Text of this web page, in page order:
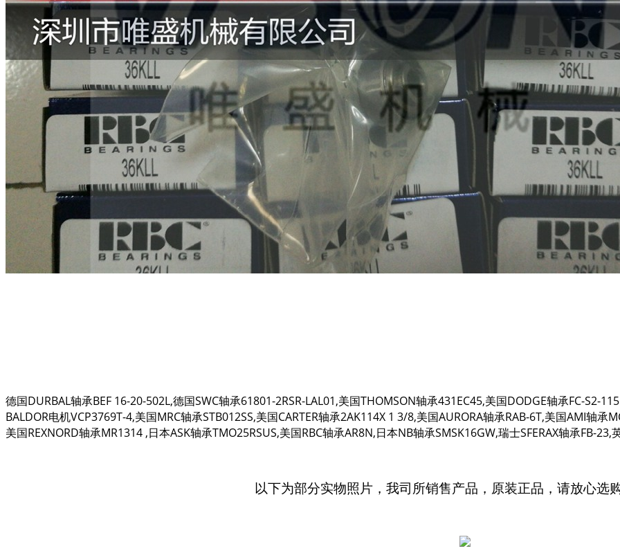
德国DURBAL轴承BEF 16-20-502L,德国SWC轴承61801-2RSR-LAL01,美国THOMSON轴承431EC45,美国DODGE轴承FC-S2-
BALDOR电机VCP3769T-4,美国MRC轴承STB012SS,美国CARTER轴承2AK114X 1 3/8,美国AURORA轴承RAB-6T,美国AMI轴承
美国REXNORD轴承MR1314 ,日本ASK轴承TMO25RSUS,美国RBC轴承AR8N,日本NB轴承SMSK16GW,瑞士SFERAX轴承FB-23,
以下为部分实物照片，我司所销售产品，原装正品，请放心选